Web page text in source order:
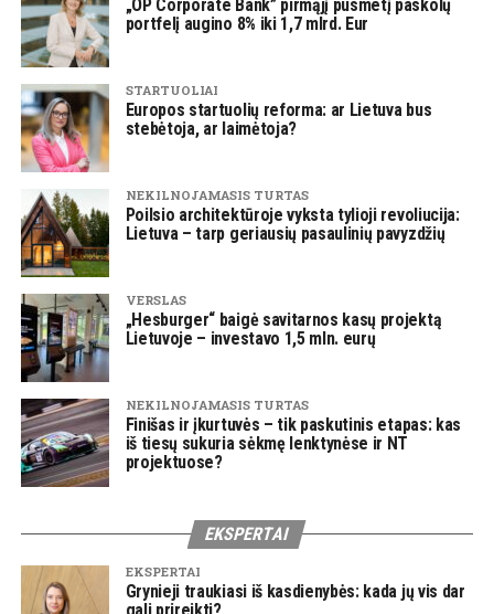
„OP Corporate Bank” pirmąjį pusmetį paskolų
portfelį augino 8% iki 1,7 mlrd. Eur
STARTUOLIAI
Europos startuolių reforma: ar Lietuva bus
stebėtoja, ar laimėtoja?
NEKILNOJAMASIS TURTAS
Poilsio architektūroje vyksta tylioji revoliucija:
Lietuva – tarp geriausių pasaulinių pavyzdžių
VERSLAS
„Hesburger“ baigė savitarnos kasų projektą
Lietuvoje – investavo 1,5 mln. eurų
NEKILNOJAMASIS TURTAS
Finišas ir įkurtuvės – tik paskutinis etapas: kas
iš tiesų sukuria sėkmę lenktynėse ir NT
projektuose?
EKSPERTAI
EKSPERTAI
Grynieji traukiasi iš kasdienybės: kada jų vis dar